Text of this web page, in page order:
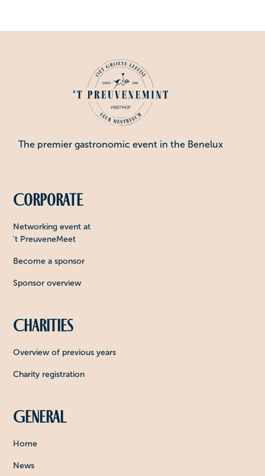
The premier gastronomic event in the Benelux
Corporate
Networking event at
't PreuveneMeet
Become a sponsor
Sponsor overview
Charities
Overview of previous years
Charity registration
General
Home
News